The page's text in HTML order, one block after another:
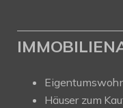
Häuser zum